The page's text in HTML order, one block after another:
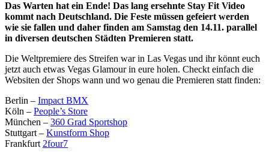
Das Warten hat ein Ende! Das lang ersehnte Stay Fit Video
kommt nach Deutschland. Die Feste müssen gefeiert werden
wie sie fallen und daher finden am Samstag den 14.11. parallel
in diversen deutschen Städten Premieren statt.
Die Weltpremiere des Streifen war in Las Vegas und ihr könnt euch
jetzt auch etwas Vegas Glamour in eure holen. Checkt einfach die
Websiten der Shops wann und wo genau die Premieren statt finden:
Berlin – Impact BMX
Köln – People’s Store
München – 360 Grad Sportshop
Stuttgart – Kunstform Shop
Frankfurt 2four7